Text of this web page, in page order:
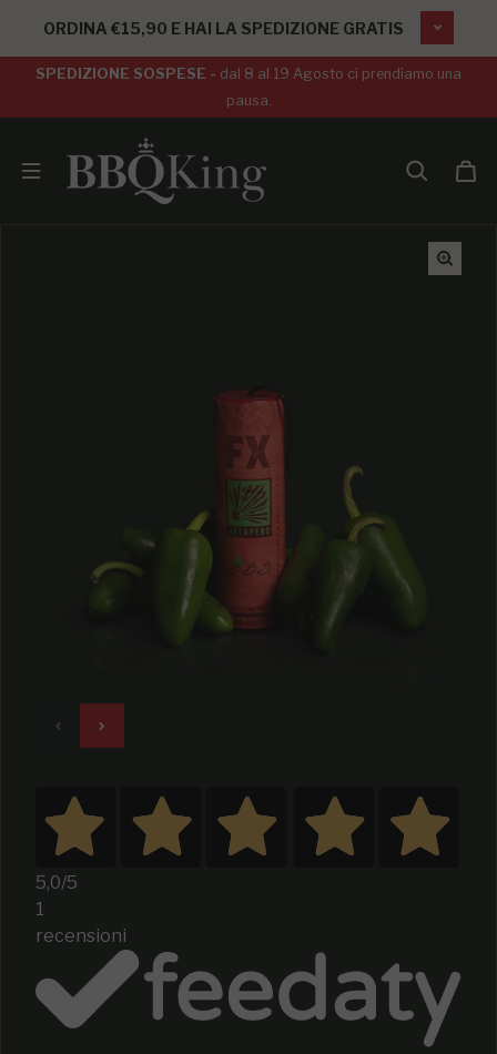
ORDINA €15,90 E HAI LA SPEDIZIONE GRATIS
SPEDIZIONE SOSPESE - dal 8 al 19 Agosto ci prendiamo una
pausa.
5,0/5
1
recensioni